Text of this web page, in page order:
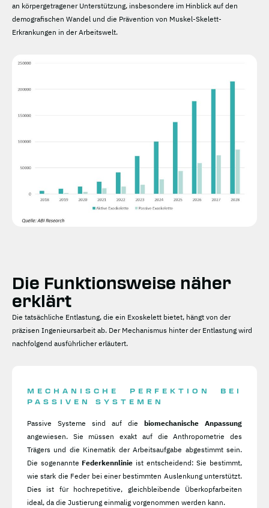
an körpergetragener Unterstützung, insbesondere im Hinblick auf den
demografischen Wandel und die Prävention von Muskel-Skelett-
Erkrankungen in der Arbeitswelt.
Die Funktionsweise näher
erklärt
Die tatsächliche Entlastung, die ein Exoskelett bietet, hängt von der
präzisen Ingenieursarbeit ab. Der Mechanismus hinter der Entlastung wird
nachfolgend ausführlicher erläutert.
MECHANISCHE PERFEKTION BEI
PASSIVEN SYSTEMEN
Passive Systeme sind auf die biomechanische Anpassung
angewiesen. Sie müssen exakt auf die Anthropometrie des
Trägers und die Kinematik der Arbeitsaufgabe abgestimmt sein.
Die sogenannte Federkennlinie ist entscheidend: Sie bestimmt,
wie stark die Feder bei einer bestimmten Auslenkung unterstützt.
Dies ist für hochrepetitive, gleichbleibende Überkopfarbeiten
ideal, da die Justierung einmalig vorgenommen werden kann.